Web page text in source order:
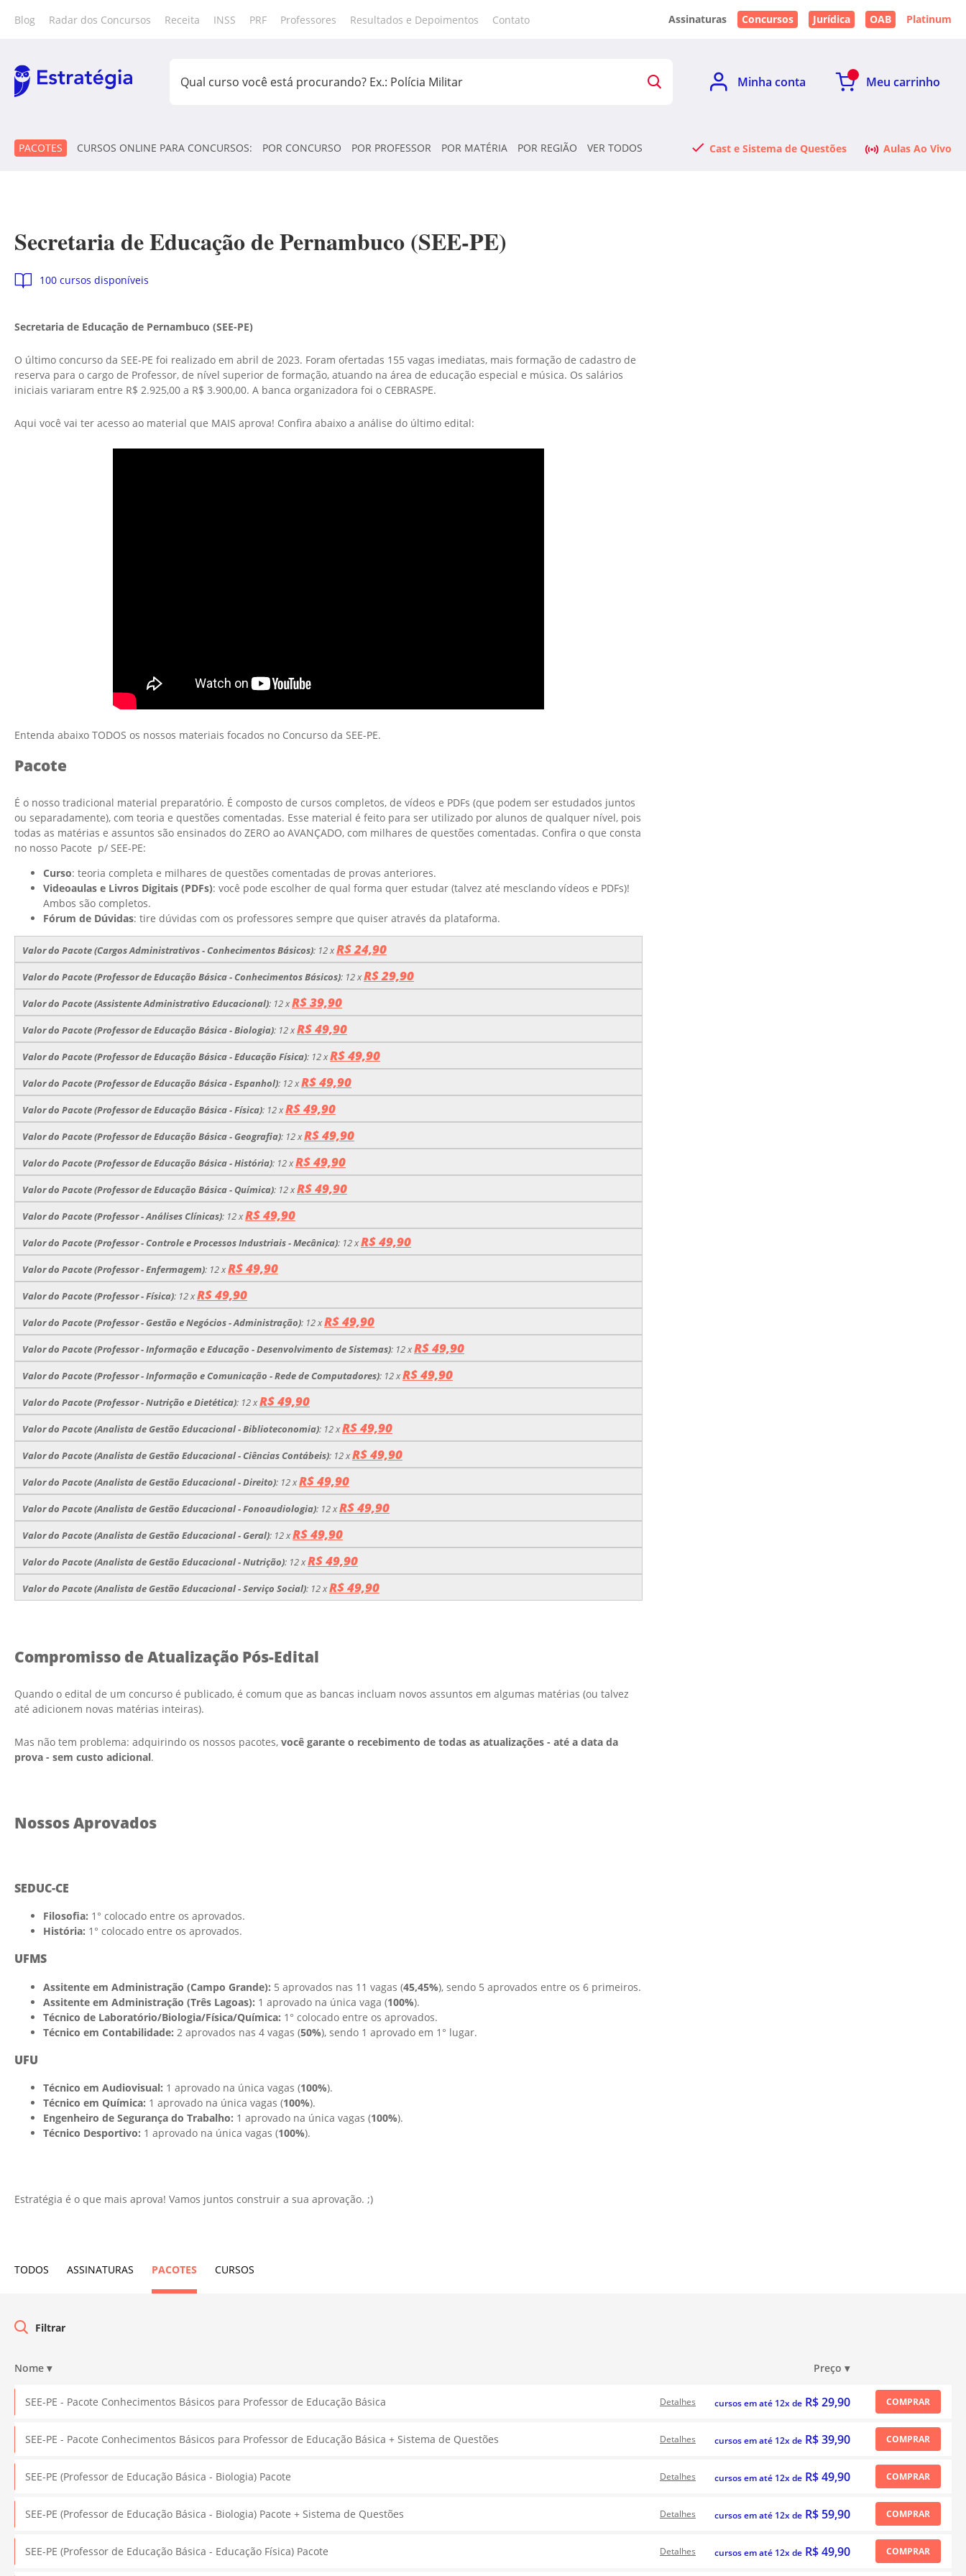
Blog Radar dos Concursos Receita INSS PRF Professores Resultados e Depoimentos Contato Assinaturas Concursos Jurídica OAB Platinum
Minha conta Meu carrinho
PACOTES CURSOS ONLINE PARA CONCURSOS: POR CONCURSO POR PROFESSOR POR MATÉRIA POR REGIÃO VER TODOS Cast e Sistema de Questões Aulas Ao Vivo
Secretaria de Educação de Pernambuco (SEE-PE)
100 cursos disponíveis
Secretaria de Educação de Pernambuco (SEE-PE)
O último concurso da SEE-PE foi realizado em abril de 2023. Foram ofertadas 155 vagas imediatas, mais formação de cadastro de
reserva para o cargo de Professor, de nível superior de formação, atuando na área de educação especial e música. Os salários
iniciais variaram entre R$ 2.925,00 a R$ 3.900,00. A banca organizadora foi o CEBRASPE.
Aqui você vai ter acesso ao material que MAIS aprova! Confira abaixo a análise do último edital:
Entenda abaixo TODOS os nossos materiais focados no Concurso da SEE-PE.
Pacote
É o nosso tradicional material preparatório. É composto de cursos completos, de vídeos e PDFs (que podem ser estudados juntos
ou separadamente), com teoria e questões comentadas. Esse material é feito para ser utilizado por alunos de qualquer nível, pois
todas as matérias e assuntos são ensinados do ZERO ao AVANÇADO, com milhares de questões comentadas. Confira o que consta
no nosso Pacote p/ SEE-PE:
Curso: teoria completa e milhares de questões comentadas de provas anteriores.
Videoaulas e Livros Digitais (PDFs): você pode escolher de qual forma quer estudar (talvez até mesclando vídeos e PDFs)!
Ambos são completos.
Fórum de Dúvidas: tire dúvidas com os professores sempre que quiser através da plataforma.
Valor do Pacote (Cargos Administrativos - Conhecimentos Básicos): 12 xR$ 24,90
Valor do Pacote (Professor de Educação Básica - Conhecimentos Básicos): 12 xR$ 29,90
Valor do Pacote (Assistente Administrativo Educacional): 12 xR$ 39,90
Valor do Pacote (Professor de Educação Básica - Biologia): 12 xR$ 49,90
Valor do Pacote (Professor de Educação Básica - Educação Física): 12 xR$ 49,90
Valor do Pacote (Professor de Educação Básica - Espanhol): 12 xR$ 49,90
Valor do Pacote (Professor de Educação Básica - Física): 12 xR$ 49,90
Valor do Pacote (Professor de Educação Básica - Geografia): 12 xR$ 49,90
Valor do Pacote (Professor de Educação Básica - História): 12 xR$ 49,90
Valor do Pacote (Professor de Educação Básica - Química): 12 xR$ 49,90
Valor do Pacote (Professor - Análises Clínicas): 12 xR$ 49,90
Valor do Pacote (Professor - Controle e Processos Industriais - Mecânica): 12 xR$ 49,90
Valor do Pacote (Professor - Enfermagem): 12 xR$ 49,90
Valor do Pacote (Professor - Física): 12 xR$ 49,90
Valor do Pacote (Professor - Gestão e Negócios - Administração): 12 xR$ 49,90
Valor do Pacote (Professor - Informação e Educação - Desenvolvimento de Sistemas): 12 xR$ 49,90
Valor do Pacote (Professor - Informação e Comunicação - Rede de Computadores): 12 xR$ 49,90
Valor do Pacote (Professor - Nutrição e Dietética): 12 xR$ 49,90
Valor do Pacote (Analista de Gestão Educacional - Biblioteconomia): 12 xR$ 49,90
Valor do Pacote (Analista de Gestão Educacional - Ciências Contábeis): 12 xR$ 49,90
Valor do Pacote (Analista de Gestão Educacional - Direito): 12 xR$ 49,90
Valor do Pacote (Analista de Gestão Educacional - Fonoaudiologia): 12 xR$ 49,90
Valor do Pacote (Analista de Gestão Educacional - Geral): 12 xR$ 49,90
Valor do Pacote (Analista de Gestão Educacional - Nutrição): 12 xR$ 49,90
Valor do Pacote (Analista de Gestão Educacional - Serviço Social): 12 xR$ 49,90
Compromisso de Atualização Pós-Edital
Quando o edital de um concurso é publicado, é comum que as bancas incluam novos assuntos em algumas matérias (ou talvez
até adicionem novas matérias inteiras).
Mas não tem problema: adquirindo os nossos pacotes, você garante o recebimento de todas as atualizações - até a data da
prova - sem custo adicional.
Nossos Aprovados
SEDUC-CE
Filosofia: 1° colocado entre os aprovados.
História: 1° colocado entre os aprovados.
UFMS
Assitente em Administração (Campo Grande): 5 aprovados nas 11 vagas (45,45%), sendo 5 aprovados entre os 6 primeiros.
Assitente em Administração (Três Lagoas): 1 aprovado na única vaga (100%).
Técnico de Laboratório/Biologia/Física/Química: 1° colocado entre os aprovados.
Técnico em Contabilidade: 2 aprovados nas 4 vagas (50%), sendo 1 aprovado em 1° lugar.
UFU
Técnico em Audiovisual: 1 aprovado na única vagas (100%).
Técnico em Química: 1 aprovado na única vagas (100%).
Engenheiro de Segurança do Trabalho: 1 aprovado na única vagas (100%).
Técnico Desportivo: 1 aprovado na única vagas (100%).
Estratégia é o que mais aprova! Vamos juntos construir a sua aprovação. ;)
TODOS ASSINATURAS PACOTES CURSOS
Nome ▾ Preço ▾
SEE-PE - Pacote Conhecimentos Básicos para Professor de Educação Básica Detalhes cursos em até 12x de R$ 29,90 COMPRAR
SEE-PE - Pacote Conhecimentos Básicos para Professor de Educação Básica + Sistema de Questões Detalhes cursos em até 12x de R$ 39,90 COMPRAR
SEE-PE (Professor de Educação Básica - Biologia) Pacote Detalhes cursos em até 12x de R$ 49,90 COMPRAR
SEE-PE (Professor de Educação Básica - Biologia) Pacote + Sistema de Questões Detalhes cursos em até 12x de R$ 59,90 COMPRAR
SEE-PE (Professor de Educação Básica - Educação Física) Pacote Detalhes cursos em até 12x de R$ 49,90 COMPRAR